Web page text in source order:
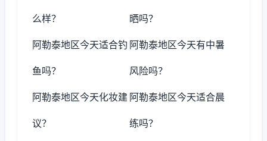
么样？ 晒吗？
阿勒泰地区今天适合钓
鱼吗？
阿勒泰地区今天有中暑
风险吗？
阿勒泰地区今天化妆建
议？
阿勒泰地区今天适合晨
练吗？